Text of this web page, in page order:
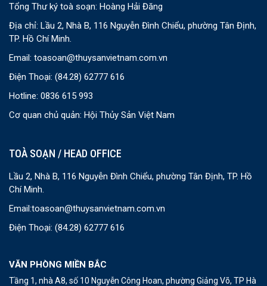
Tổng Thư ký toà soạn: Hoàng Hải Đăng
Địa chỉ: Lầu 2, Nhà B, 116 Nguyễn Đình Chiểu, phường Tân Định,
TP. Hồ Chí Minh.
Email: toasoan@thuysanvietnam.com.vn
Điện Thoại: (84.28) 62777 616
Hotline: 0836 615 993
Cơ quan chủ quản: Hội Thủy Sản Việt Nam
TOÀ SOẠN / HEAD OFFICE
Lầu 2, Nhà B, 116 Nguyễn Đình Chiểu, phường Tân Định, TP. Hồ
Chí Minh.
Email:toasoan@thuysanvietnam.com.vn
Điện Thoại: (84.28) 62777 616
VĂN PHÒNG MIỀN BẮC
Tầng 1, nhà A8, số 10 Nguyễn Công Hoan, phường Giảng Võ, TP Hà